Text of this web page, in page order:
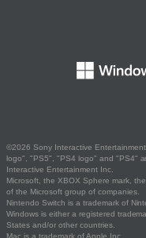
©2026 Sony Interactive
logo", "PS5", "PS4 logo" and "PS4"
Interactive Entertainment Inc.
Microsoft, the XBOX Sphere mark,
of the Microsoft group of companies.
Nintendo Switch is a trademark of
Windows is either a registered
States and/or other countries.
Mac is a trademark of Apple Inc.